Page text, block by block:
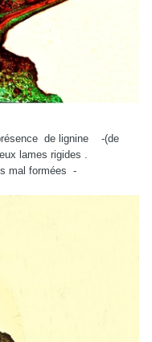
de lignine -(de
lames rigides .
mal formées -